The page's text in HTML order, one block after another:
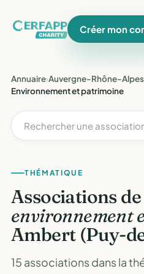
Créer mon
Annuaire›Auvergne-Rhône-Alpes
Environnement et patrimoine
THÉMATIQUE
Associations de
environnement
Ambert (Puy-
15 associations dans la